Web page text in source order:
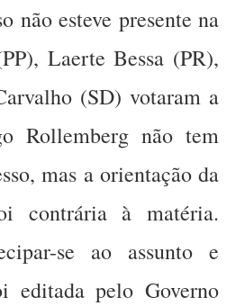
não esteve presente na
Laerte Bessa (PR),
(SD) votaram a
Rollemberg não tem
mas a orientação da
contrária à matéria.
se ao assunto e
editada pelo Governo